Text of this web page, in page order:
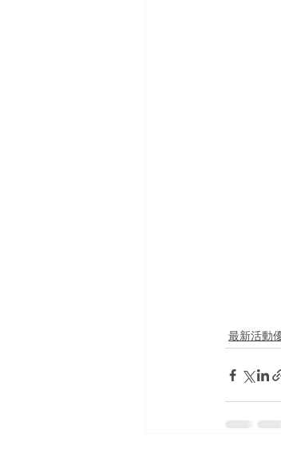
最新活動